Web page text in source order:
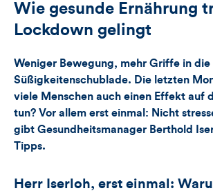
Likes
Kommentare
dieses
Artikels
Wie gesunde Ernährung
Lockdown gelingt
Weniger Bewegung, mehr Griffe in die
Süßigkeitenschublade. Die letzten
viele Menschen auch einen Effekt auf
tun? Vor allem erst einmal: Nicht
gibt Gesundheitsmanager Berthold
Tipps.
Herr Iserloh, erst einmal: